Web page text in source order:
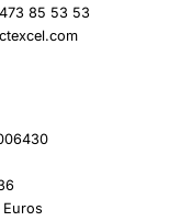
85 53 53
Euros